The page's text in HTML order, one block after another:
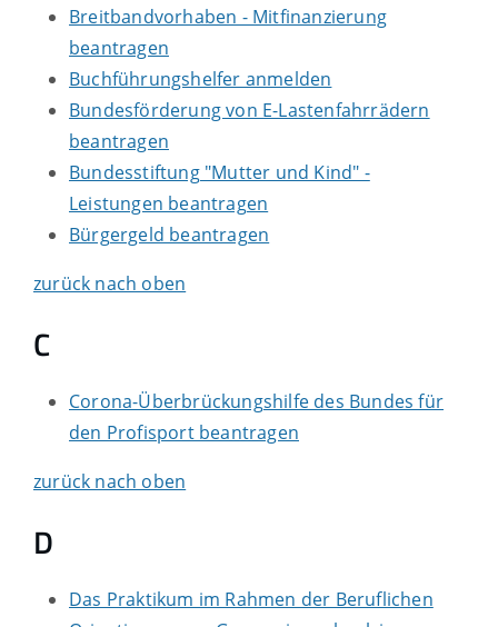
Breitbandvorhaben - Mitfinanzierung
beantragen
Buchführungshelfer anmelden
Bundesförderung von E-Lastenfahrrädern
beantragen
Bundesstiftung "Mutter und Kind" -
Leistungen beantragen
Bürgergeld beantragen
zurück nach oben
C
Corona-Überbrückungshilfe des Bundes für
den Profisport beantragen
zurück nach oben
D
Das Praktikum im Rahmen der Beruflichen